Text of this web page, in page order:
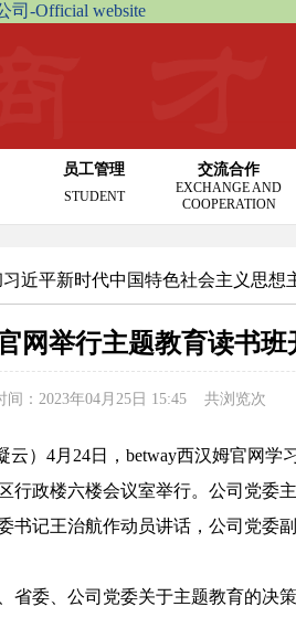
司-Official website
员工管理
STUDENT
交流合作
EXCHANGE AND
COOPERATION
近平新时代中国特色社会主义思想
网举行主题教育读书班
间：2023年04月25日 15:45 共浏览次
云） 4月24日，betway西汉姆官网学
行政楼六楼会议室举行。公司党委
记王治航作动员讲话，公司党委
省委、公司党委关于主题教育的决